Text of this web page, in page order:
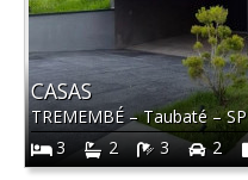
CASAS
TREMEMBÉ–Taubaté–SP
3
2 3 2